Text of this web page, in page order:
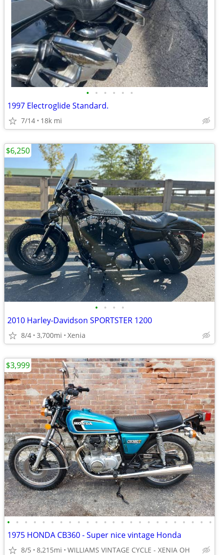
• • • • • •
1997 Electroglide Standard.
7/14 18k mi
• • • •
2010 Harley-Davidson SPORTSTER 1200
8/4 3,700mi Xenia
$6,250
• • • • • • • • • • • • • • • • • • • • • • • •
1975 HONDA CB360 - Super nice vintage Honda
8/5 8,215mi WILLIAMS VINTAGE CYCLE - XENIA OH
$3,999